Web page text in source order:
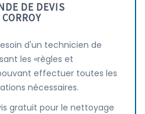
DE DEVIS
d'un technicien de
les «règles et
effectuer toutes les
nécessaires.
gratuit pour le nettoyage